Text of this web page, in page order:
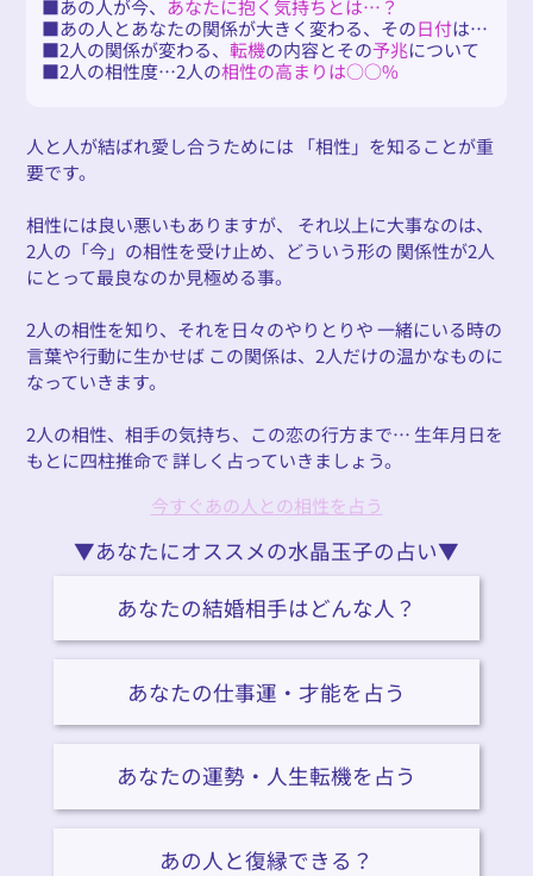
あの人が今、 あなたに抱く気持ちとは…？
あの人とあなたの関係が大きく変わる、その日付は…
2人の関係が変わる、 転機の内容とその予兆について
2人の相性度…2人の相性の高まりは○○%
人と人が結ばれ愛し合うためには 「相性」を知ることが重
要です。
相性には良い悪いもありますが、 それ以上に大事なのは、
2人の「今」の相性を受け止め、どういう形の 関係性が2人
にとって最良なのか見極める事。
2人の相性を知り、それを日々のやりとりや 一緒にいる時の
言葉や行動に生かせば この関係は、2人だけの温かなものに
なっていきます。
2人の相性、相手の気持ち、この恋の行方まで… 生年月日を
もとに四柱推命で 詳しく占っていきましょう。
今すぐあの人との相性を占う
▼あなたにオススメの水晶玉子の占い▼
あなたの結婚相手はどんな人？
あなたの仕事運・才能を占う
あなたの運勢・人生転機を占う
あの人と復縁できる？